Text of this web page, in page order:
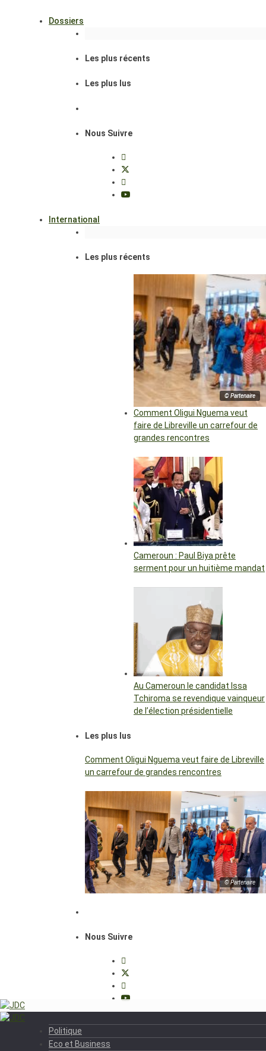
Dossiers
Les plus récents
Les plus lus
Nous Suivre
International
Les plus récents
© Partenaire
Comment Oligui Nguema veut
faire de Libreville un carrefour de
grandes rencontres
Cameroun : Paul Biya prête
serment pour un huitième mandat
Au Cameroun le candidat Issa
Tchiroma se revendique vainqueur
de l’élection présidentielle
Les plus lus
Comment Oligui Nguema veut faire de Libreville
un carrefour de grandes rencontres
© Partenaire
Nous Suivre
Politique
Eco et Business